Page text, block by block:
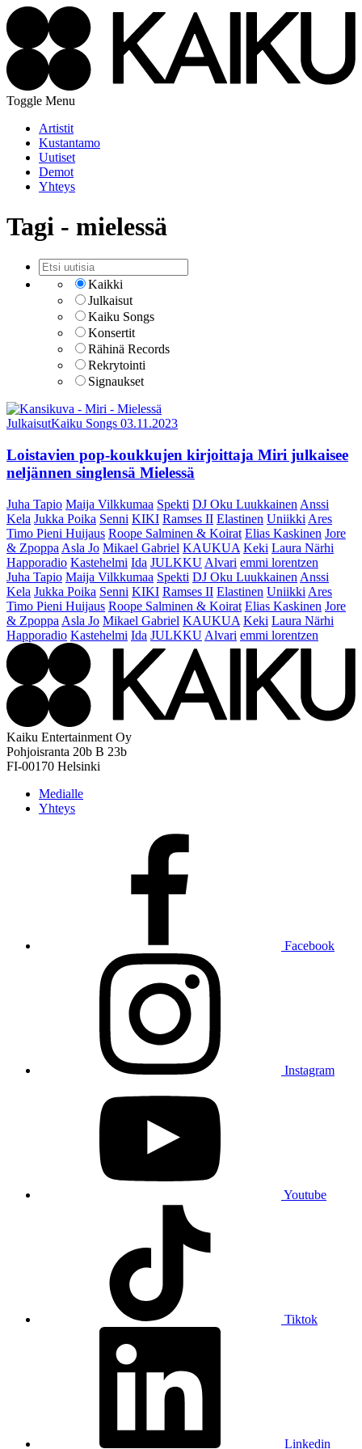
Toggle Menu
Artistit
Kustantamo
Uutiset
Demot
Yhteys
Tagi - mielessä
Kaikki
Julkaisut
Kaiku Songs
Konsertit
Rähinä Records
Rekrytointi
Signaukset
JulkaisutKaiku Songs 03.11.2023
Loistavien pop-koukkujen kirjoittaja Miri julkaisee
neljännen singlensä Mielessä
Juha Tapio Maija Vilkkumaa Spekti DJ Oku Luukkainen Anssi
Kela Jukka Poika Senni KIKI Ramses II Elastinen Uniikki Ares
Timo Pieni Huijaus Roope Salminen & Koirat Elias Kaskinen Jore
& Zpoppa Asla Jo Mikael Gabriel KAUKUA Keki Laura Närhi
Happoradio Kastehelmi Ida JULKKU Alvari emmi lorentzen
Juha Tapio Maija Vilkkumaa Spekti DJ Oku Luukkainen Anssi
Kela Jukka Poika Senni KIKI Ramses II Elastinen Uniikki Ares
Timo Pieni Huijaus Roope Salminen & Koirat Elias Kaskinen Jore
& Zpoppa Asla Jo Mikael Gabriel KAUKUA Keki Laura Närhi
Happoradio Kastehelmi Ida JULKKU Alvari emmi lorentzen
Kaiku Entertainment Oy
Pohjoisranta 20b B 23b
FI-00170 Helsinki
Medialle
Yhteys
Facebook
Instagram
Youtube
Tiktok
Linkedin